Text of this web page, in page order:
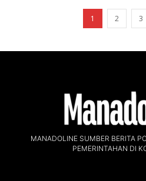
1 2 3
MANADOLINE SUMBER BERITA
PEMERINTAHAN DI